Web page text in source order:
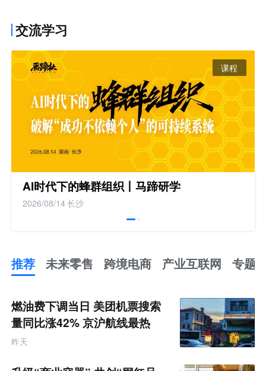
交流学习
课程
AI时代下的蜂群组织丨马蹄研学
2026/08/14长沙
推荐 未来零售 跨境电商 产业互联网 专题
未
来
零
售
跨
境
商
燃油费下调当日 美团机票搜索
量同比涨42% 京沪航线最热
昨天